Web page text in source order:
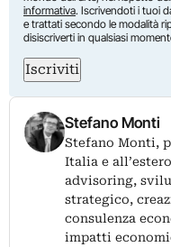
informativa. Iscrivendoti i tuoi
e trattati secondo le modalità
disiscriverti in qualsiasi
Iscriviti
Stefano Monti
Stefano Monti,
Italia e
advisoring,
strategico,
consulenza
impatti